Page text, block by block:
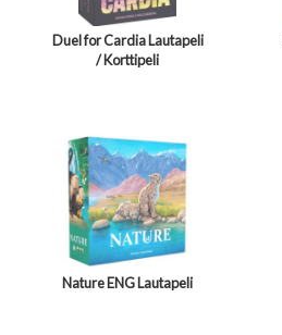
Duel for Cardia Lautapeli
/ Korttipeli
Nature ENG Lautapeli